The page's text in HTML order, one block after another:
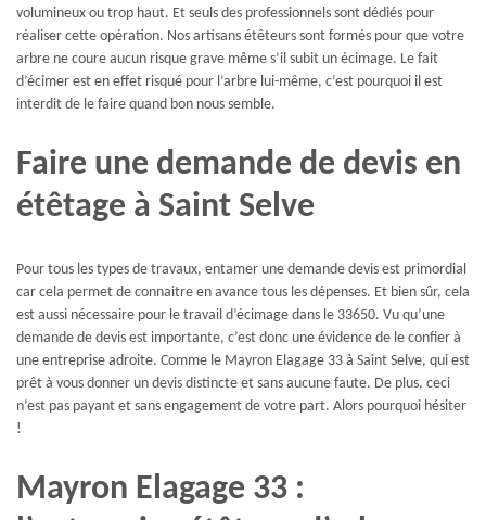
volumineux ou trop haut. Et seuls des professionnels sont dédiés pour
réaliser cette opération. Nos artisans étêteurs sont formés pour que votre
arbre ne coure aucun risque grave même s’il subit un écimage. Le fait
d’écimer est en effet risqué pour l’arbre lui-même, c’est pourquoi il est
interdit de le faire quand bon nous semble.
Faire une demande de devis en
étêtage à Saint Selve
Pour tous les types de travaux, entamer une demande devis est primordial
car cela permet de connaitre en avance tous les dépenses. Et bien sûr, cela
est aussi nécessaire pour le travail d’écimage dans le 33650. Vu qu’une
demande de devis est importante, c’est donc une évidence de le confier à
une entreprise adroite. Comme le Mayron Elagage 33 à Saint Selve, qui est
prêt à vous donner un devis distincte et sans aucune faute. De plus, ceci
n’est pas payant et sans engagement de votre part. Alors pourquoi hésiter
!
Mayron Elagage 33 :